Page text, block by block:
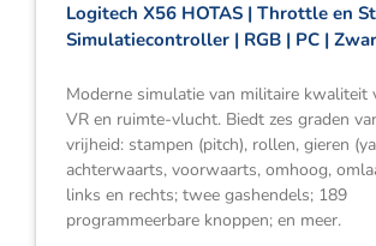
Logitech X56 HOTAS | Throttle en
Simulatiecontroller | RGB | PC |
Moderne simulatie van militaire kwaliteit
VR en ruimte-vlucht. Biedt zes graden
vrijheid: stampen (pitch), rollen, gieren
achterwaarts, voorwaarts, omhoog,
links en rechts; twee gashendels; 189
programmeerbare knoppen; en meer.